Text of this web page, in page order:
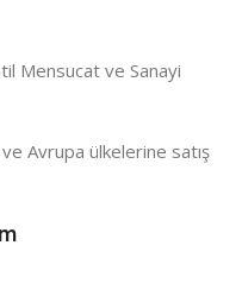
Mensucat ve Sanayi
Avrupa ülkelerine satış